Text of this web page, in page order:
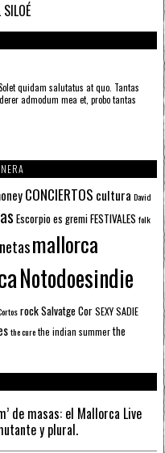
quidam salutatus at quo. Tantas
admodum mea et, probo tantas
CONCIERTOS cultura David
Escorpioes gremiFESTIVALES folk
mallorca
Notodoesindie
rockSalvatge CorSEXY SADIE
the curethe indian summerthe
de masas: el Mallorca Live
y plural.